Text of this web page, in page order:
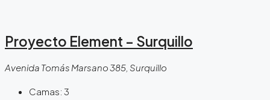
Proyecto Element – Surquillo
Avenida Tomás Marsano 385, Surquillo
Camas: 3